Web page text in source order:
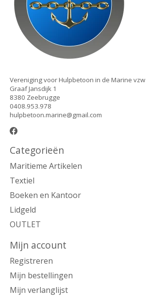
Vereniging voor Hulpbetoon in de Marine vzw
Graaf Jansdijk 1
8380 Zeebrugge
0408.953.978
hulpbetoon.marine@gmail.com
Categorieën
Maritieme Artikelen
Textiel
Boeken en Kantoor
Lidgeld
OUTLET
Mijn account
Registreren
Mijn bestellingen
Mijn verlanglijst